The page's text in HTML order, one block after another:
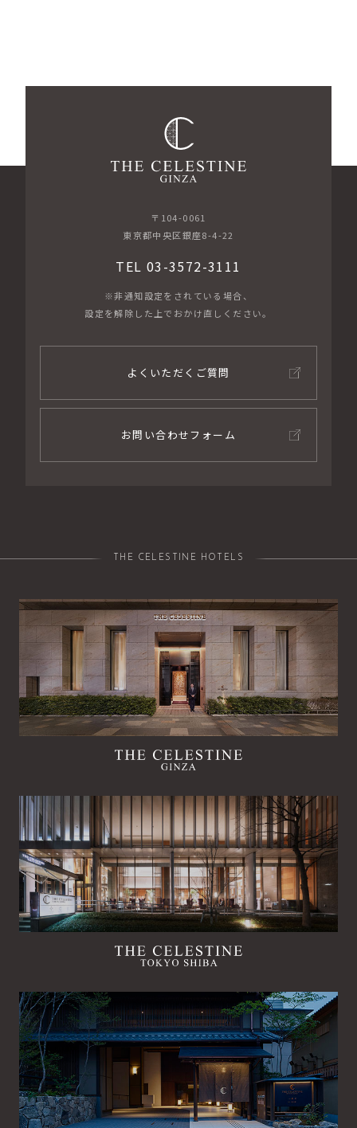
〒104-0061
東京都中央区銀座8-4-22
TEL 03-3572-3111
※非通知設定をされている場合、
設定を解除した上でおかけ直しください。
よくいただくご質問
お問い合わせフォーム
THE CELESTINE HOTELS